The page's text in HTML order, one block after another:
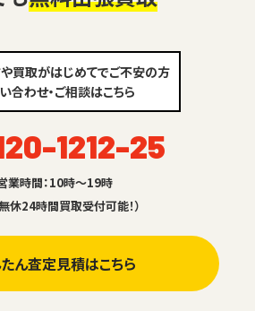
買取がはじめてでご不安の方
合わせ・ご相談はこちら
1212-25
業時間：10時～19時
休24時間買取受付可能！）
ん査定見積はこちら